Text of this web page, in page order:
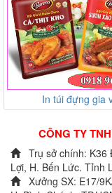
In túi đựng gia
CÔNG TY
Trụ sở chính: K36
Lợi, H. Bến Lức. Tỉnh
Xưởng SX: E17/